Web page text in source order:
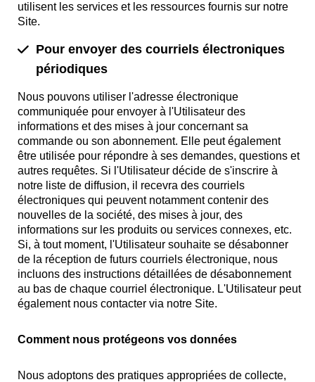
utilisent les services et les ressources fournis sur notre
Site.
Pour envoyer des courriels électroniques
périodiques
Nous pouvons utiliser l'adresse électronique
communiquée pour envoyer à l'Utilisateur des
informations et des mises à jour concernant sa
commande ou son abonnement. Elle peut également
être utilisée pour répondre à ses demandes, questions et
autres requêtes. Si l'Utilisateur décide de s'inscrire à
notre liste de diffusion, il recevra des courriels
électroniques qui peuvent notamment contenir des
nouvelles de la société, des mises à jour, des
informations sur les produits ou services connexes, etc.
Si, à tout moment, l'Utilisateur souhaite se désabonner
de la réception de futurs courriels électronique, nous
incluons des instructions détaillées de désabonnement
au bas de chaque courriel électronique. L'Utilisateur peut
également nous contacter via notre Site.
Comment nous protégeons vos données
Nous adoptons des pratiques appropriées de collecte,